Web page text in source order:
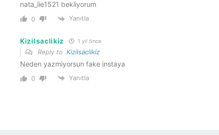
nata_lie1521 bekliyorum
0 Yanıtla
Kizilsaclikiz 1 yıl önce
Reply to Kizilsaclikiz
Neden yazmiyorsun fake instaya
0 Yanıtla